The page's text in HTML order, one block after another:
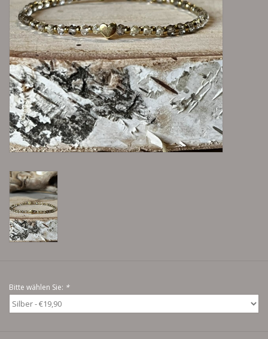
Ohrringe & Ohrstecker
Armbänder
Tücher
individuell gravierbarer
Schmuck
Men
Schnäppchenecke
Kropfkette *designed by me*
Bitte wählen Sie: *